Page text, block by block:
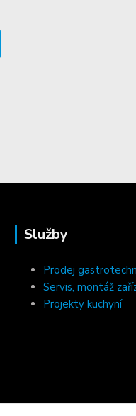
Služby
Prodej
Servis, montáž
Projekty kuchyní